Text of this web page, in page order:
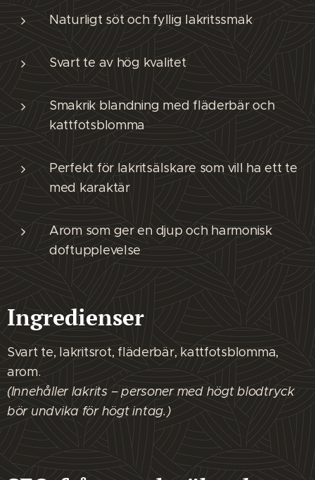
Naturligt söt och fyllig lakritssmak
Svart te av hög kvalitet
Smakrik blandning med fläderbär och
kattfotsblomma
Perfekt för lakritsälskare som vill ha ett te
med karaktär
Arom som ger en djup och harmonisk
doftupplevelse
Ingredienser
Svart te, lakritsrot, fläderbär, kattfotsblomma,
arom.
(Innehåller lakrits – personer med högt blodtryck
bör undvika för högt intag.)